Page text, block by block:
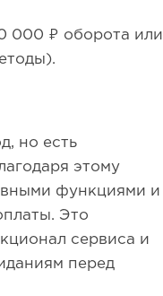
000 ₽ оборота или
но есть
этому
функциями и
Это
сервиса и
перед